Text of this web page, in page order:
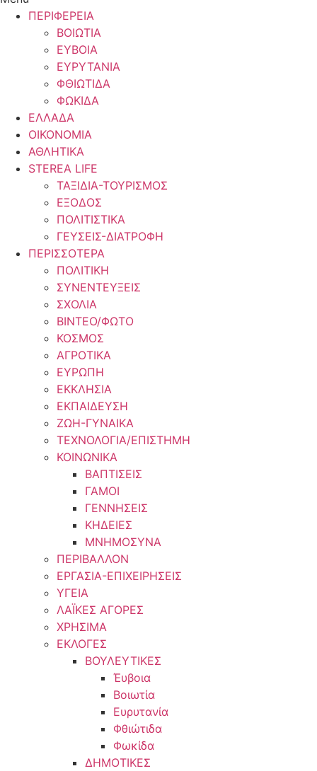
ΠΕΡΙΦΕΡΕΙΑ
ΒΟΙΩΤΙΑ
ΕΥΒΟΙΑ
ΕΥΡΥΤΑΝΙΑ
ΦΘΙΩΤΙΔΑ
ΦΩΚΙΔΑ
ΕΛΛΑΔΑ
ΟΙΚΟΝΟΜΙΑ
ΑΘΛΗΤΙΚΑ
STEREA LIFE
ΤΑΞΙΔΙΑ-ΤΟΥΡΙΣΜΟΣ
ΕΞΟΔΟΣ
ΠΟΛΙΤΙΣΤΙΚΑ
ΓΕΥΣΕΙΣ-ΔΙΑΤΡΟΦΗ
ΠΕΡΙΣΣΟΤΕΡΑ
ΠΟΛΙΤΙΚΗ
ΣΥΝΕΝΤΕΥΞΕΙΣ
ΣΧΟΛΙΑ
ΒΙΝΤΕΟ/ΦΩΤΟ
ΚΟΣΜΟΣ
ΑΓΡΟΤΙΚΑ
ΕΥΡΩΠΗ
ΕΚΚΛΗΣΙΑ
ΕΚΠΑΙΔΕΥΣΗ
ΖΩΗ-ΓΥΝΑΙΚΑ
ΤΕΧΝΟΛΟΓΙΑ/ΕΠΙΣΤΗΜΗ
ΚΟΙΝΩΝΙΚΑ
ΒΑΠΤΙΣΕΙΣ
ΓΑΜΟΙ
ΓΕΝΝΗΣΕΙΣ
ΚΗΔΕΙΕΣ
ΜΝΗΜΟΣΥΝΑ
ΠΕΡΙΒΑΛΛΟΝ
ΕΡΓΑΣΙΑ-ΕΠΙΧΕΙΡΗΣΕΙΣ
ΥΓΕΙΑ
ΛΑΪΚΕΣ ΑΓΟΡΕΣ
ΧΡΗΣΙΜΑ
ΕΚΛΟΓΕΣ
ΒΟΥΛΕΥΤΙΚΕΣ
Έυβοια
Βοιωτία
Ευρυτανία
Φθιώτιδα
Φωκίδα
ΔΗΜΟΤΙΚΕΣ